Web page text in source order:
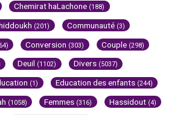
Chemirat haLachone (188)
(201) Communauté (3)
Conversion (303) Couple (298)
Deuil (1102) Divers (5037)
(1) Education des enfants (244)
(1058) Femmes (316) Hassidout (4)